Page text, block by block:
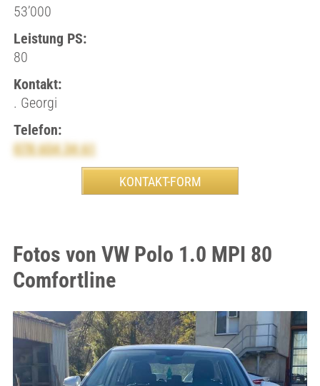
53’000
Leistung PS:
80
Kontakt:
. Georgi
Telefon:
078 654 34 61
Fotos von VW Polo 1.0 MPI 80
Comfortline